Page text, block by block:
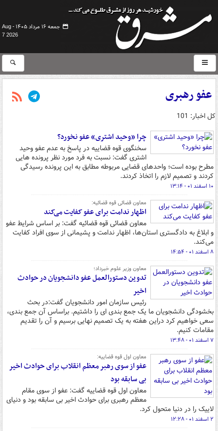
جمعه ۱۶ مرداد ۱۴۰۵ -
Aug
7 2026
عفو رهبری
کل اخبار: 101
چرا «وحید اشتری» عفو نخورد؟
سخنگوی قوه قضاییه در پاسخ به عدم عفو وحید
اشتری گفت: نسبت به فرد مورد نظر پرونده هایی
مطرح بوده است؛ واحدهای قضایی مربوطه مطابق به این پرونده رسیدگی
کردند و تصمیم لازم را اتخاذ کردند.
۱۰ اسفند ۰۱ - ۱۳:۱۴
معاون قضائی قوه قضائیه:
اظهار ندامت برای عفو کفایت می‌کند
معاون قضائی قوه قضائیه گفت: بر اساس شرایط عفو
و ابلاغ به دادگستری استان‌ها، اظهار ندامت و پشیمانی از سوی افراد کفایت
می‌کند.
۸ اسفند ۰۱ - ۱۴:۵۴
معاون وزیر علوم خبرداد؛
تدوین دستورالعمل عفو دانشجویان در حوادث
اخیر
رئیس سازمان امور دانشجویان گفت:در بحث
بخشودگی دانشجویان ما یک جمع بندی ای را داشتیم. براساس آن جمع بندی،
سعی خواهیم کرد دراین هفته به یک تصمیم نهایی برسیم و آن را تقدیم
مقامات کنیم.
۷ اسفند ۰۱ - ۱۳:۴۸
معاون اول قوه قضاییه:
عفو از سوی رهبر معظم انقلاب برای حوادث اخیر
بی سابقه بود
معاون اول قوه قضاییه گفت: عفو از سوی مقام
معظم رهبری برای حوادث اخیر بی سابقه بود و دنیای
لاییک را در دنیا متحول کرد.
۲ اسفند ۰۱ - ۱۲:۲۸